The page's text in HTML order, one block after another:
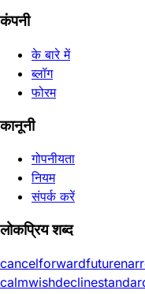
कंपनी
के बारे में
ब्लॉग
फोरम
कानूनी
गोपनीयता
नियम
संपर्क करें
लोकप्रिय शब्द
cancelforwardfuture
calmwishdecline